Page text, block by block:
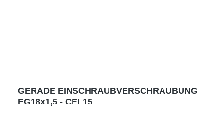
GERADE EINSCHRAUBVERSCHRAUBUNG
EG18x1,5 - CEL15